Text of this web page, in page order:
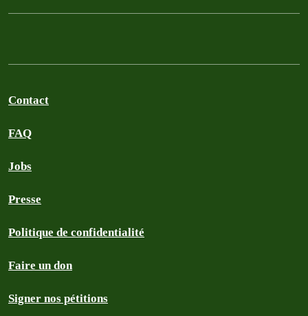
Contact
FAQ
Jobs
Presse
Politique de confidentialité
Faire un don
Signer nos pétitions